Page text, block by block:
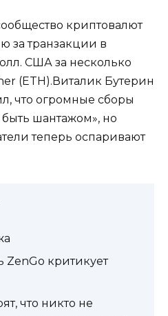
криптовалют
за транзакции в
США за несколько
(ETH).Виталик Бутерин
что огромные сборы
шантажом», но
теперь оспаривают
ZenGo критикует
что никто не